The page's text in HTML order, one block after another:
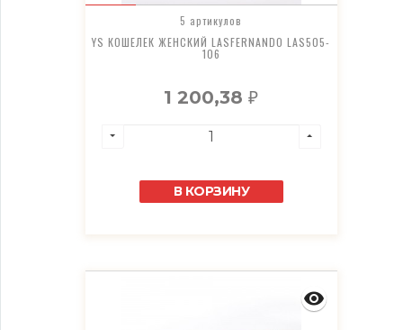
5 артикулов
YS КОШЕЛЕК ЖЕНСКИЙ LASFERNANDO LAS505-
106
1 200,38₽
В КОРЗИНУ